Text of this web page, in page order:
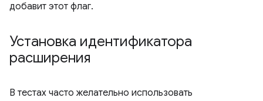
добавит этот флаг.
Установка идентификатора
расширения
В тестах часто желательно использовать